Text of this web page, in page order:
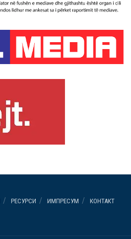
РЕСУРСИ ИМПРЕСУМ КОНТАКТ